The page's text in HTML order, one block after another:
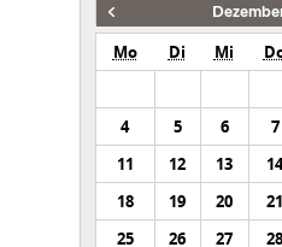
Mo Di Mi
4
5 6 7
11
12 13
18
19 20 21
25
26 27 28